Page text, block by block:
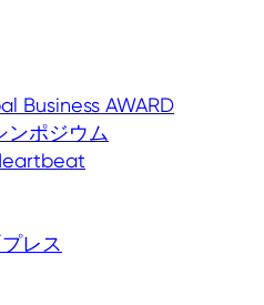
Business AWARD
ンポジウム
レス